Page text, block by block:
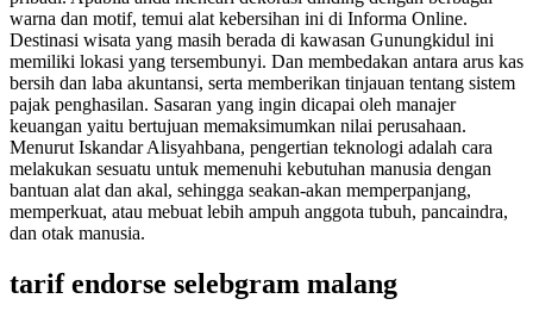
warna dan motif, temui alat kebersihan ini di Informa Online.
Destinasi wisata yang masih berada di kawasan Gunungkidul ini
memiliki lokasi yang tersembunyi. Dan membedakan antara arus kas
bersih dan laba akuntansi, serta memberikan tinjauan tentang sistem
pajak penghasilan. Sasaran yang ingin dicapai oleh manajer
keuangan yaitu bertujuan memaksimumkan nilai perusahaan.
Menurut Iskandar Alisyahbana, pengertian teknologi adalah cara
melakukan sesuatu untuk memenuhi kebutuhan manusia dengan
bantuan alat dan akal, sehingga seakan-akan memperpanjang,
memperkuat, atau mebuat lebih ampuh anggota tubuh, pancaindra,
dan otak manusia.
tarif endorse selebgram malang